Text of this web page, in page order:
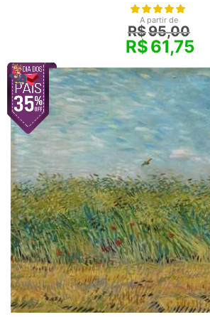
A partir de
R$95,00
R$61,75